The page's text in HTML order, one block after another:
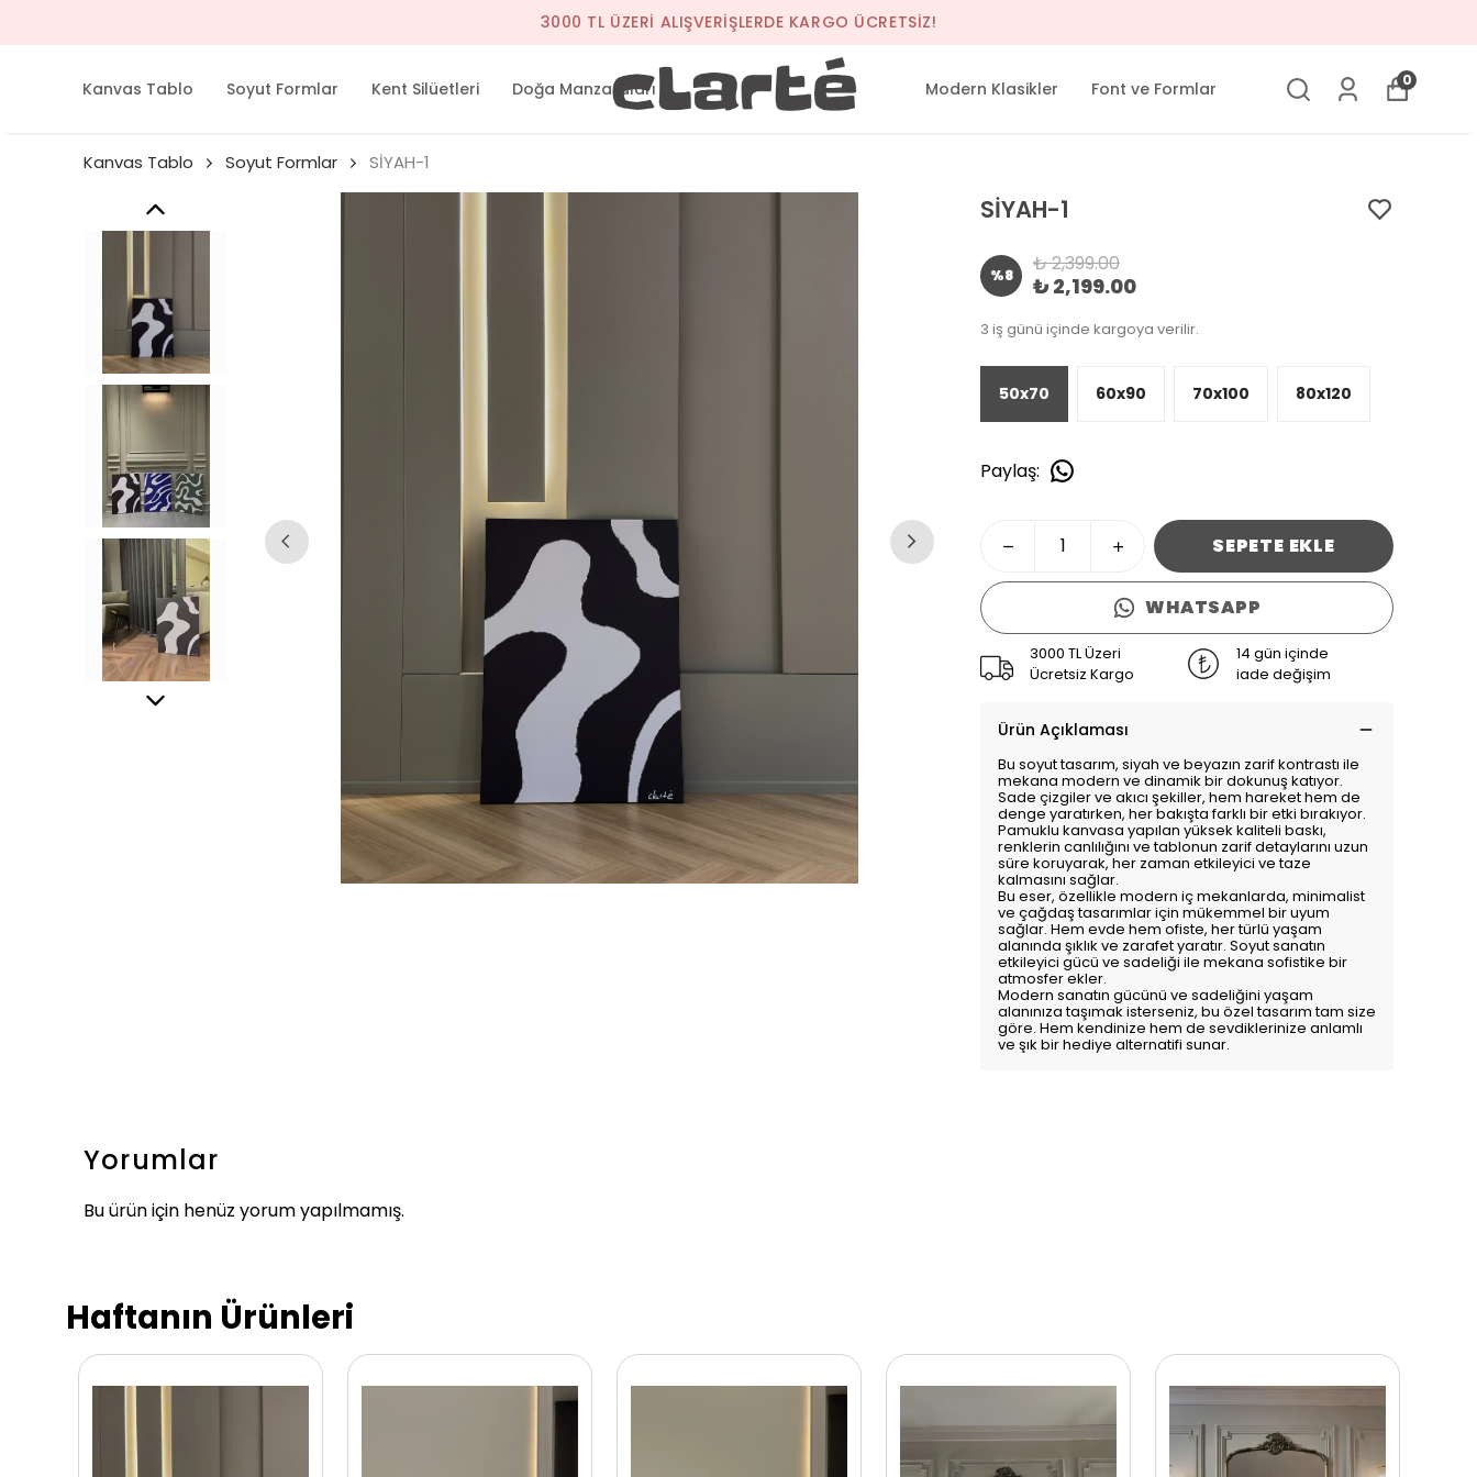
3000 TL ÜZERI ALIŞVERIŞLERDE KARGO ÜCRETSIZ!
Kanvas Tablo Soyut Formlar Kent Silüetleri Doğa Manzaraları Modern Klasikler Font ve Formlar 0
Kanvas Tablo Soyut Formlar SİYAH-1
SİYAH-1
%8 ₺ 2,399.00
₺ 2,199.00
3 iş günü içinde kargoya verilir.
50x70 60x90 70x100 80x120
Paylaş:
SEPETE EKLE
WHATSAPP
3000 TL Üzeri
Ücretsiz Kargo
14 gün içinde
iade değişim
Ürün Açıklaması
Bu soyut tasarım, siyah ve beyazın zarif kontrastı ile
mekana modern ve dinamik bir dokunuş katıyor.
Sade çizgiler ve akıcı şekiller, hem hareket hem de
denge yaratırken, her bakışta farklı bir etki bırakıyor.
Pamuklu kanvasa yapılan yüksek kaliteli baskı,
renklerin canlılığını ve tablonun zarif detaylarını uzun
süre koruyarak, her zaman etkileyici ve taze
kalmasını sağlar.
Bu eser, özellikle modern iç mekanlarda, minimalist
ve çağdaş tasarımlar için mükemmel bir uyum
sağlar. Hem evde hem ofiste, her türlü yaşam
alanında şıklık ve zarafet yaratır. Soyut sanatın
etkileyici gücü ve sadeliği ile mekana sofistike bir
atmosfer ekler.
Modern sanatın gücünü ve sadeliğini yaşam
alanınıza taşımak isterseniz, bu özel tasarım tam size
göre. Hem kendinize hem de sevdiklerinize anlamlı
ve şık bir hediye alternatifi sunar.
Yorumlar
Bu ürün için henüz yorum yapılmamış.
Haftanın Ürünleri